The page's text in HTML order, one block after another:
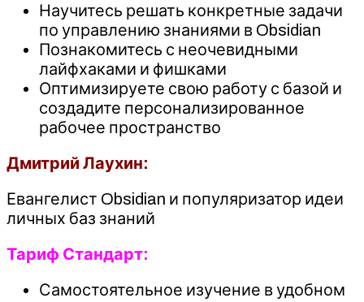
Научитесь решать конкретные задачи
по управлению знаниями в Obsidian
Познакомитесь с неочевидными
лайфхаками и фишками
Оптимизируете свою работу с базой и
создадите персонализированное
рабочее пространство
Дмитрий Лаухин:
Евангелист Obsidian и популяризатор идеи
личных баз знаний
Тариф Стандарт:
Самостоятельное изучение в удобном